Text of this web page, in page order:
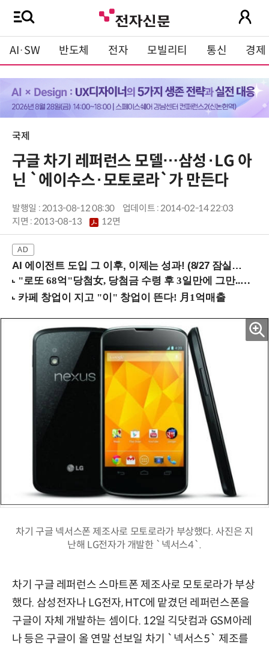
AI·SW 반도체 전자 모빌리티 통신 경제
국제
구글 차기 레퍼런스 모델…삼성·LG 아
닌 `에이수스·모토로라`가 만든다
발행일 : 2013-08-12 08:30
업데이트 : 2014-02-14 22:03
지면 :2013-08-13 12면
AI 에이전트 도입 그 이후, 이제는 성과! (8/27 잠실역)
차기 구글 넥서스폰 제조사로 모토로라가 부상했다. 사진은 지
난해 LG전자가 개발한 `넥서스4`.
차기 구글 레퍼런스 스마트폰 제조사로 모토로라가 부상
했다. 삼성전자나 LG전자, HTC에 맡겼던 레퍼런스폰을
구글이 자체 개발하는 셈이다. 12일 긱닷컴과 GSM아레
나 등은 구글이 올 연말 선보일 차기 `넥서스5` 제조를